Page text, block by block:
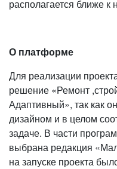
располагается ближе к
О платформе
Для реализации
решение «Ремонт
Адаптивный», так как
дизайном и в целом
задаче. В части
выбрана редакция
на запуске проекта